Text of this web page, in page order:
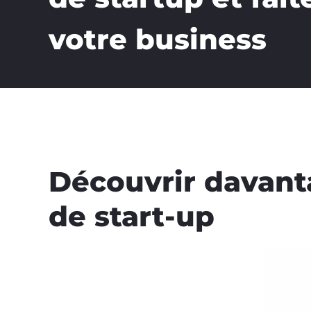
votre business
Découvrir
de start-up